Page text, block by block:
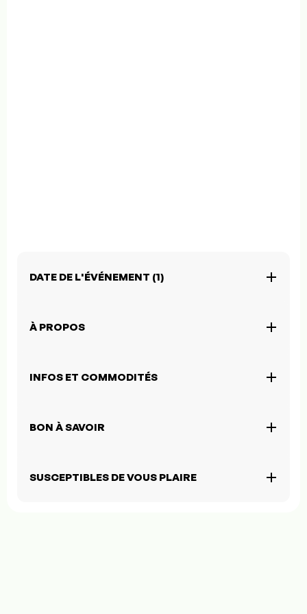
DATE DE L'ÉVÉNEMENT (1)
À PROPOS
INFOS ET COMMODITÉS
BON À SAVOIR
SUSCEPTIBLES DE VOUS PLAIRE